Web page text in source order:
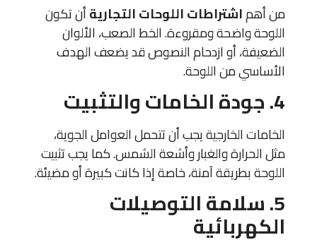
من أهماشتراطات اللوحات التجاريةأن تكون
اللوحة واضحة ومقروءة. الخط الصعب، الألوان
الضعيفة، أو ازدحام النصوص قد يضعف الهدف
الأساسي من اللوحة.
4. جودة الخامات والتثبيت
الخامات الخارجية يجب أن تتحمل العوامل الجوية،
مثل الحرارة والغبار وأشعة الشمس. كما يجب تثبيت
اللوحة بطريقة آمنة، خاصة إذا كانت كبيرة أو مضيئة.
5. سلامة التوصيلات
الكهربائية